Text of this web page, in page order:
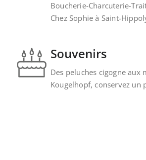
Boucherie-Charcuterie-
Chez Sophie à Saint-
Souvenirs
Des peluches cigogne aux
Kougelhopf, conservez un